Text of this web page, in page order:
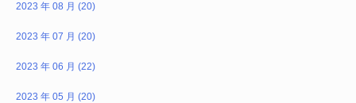
2023 年 08 月 (20)
2023 年 07 月 (20)
2023 年 06 月 (22)
2023 年 05 月 (20)